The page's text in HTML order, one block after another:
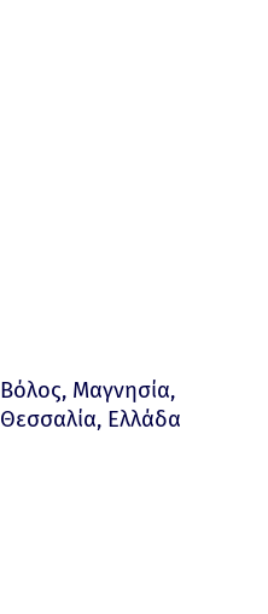
Βόλος, Μαγνησία,
Θεσσαλία, Ελλάδα